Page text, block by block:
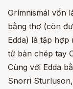
Grímnismál vốn
bằng thơ (còn
Edda) là tập
từ bản chép tay
Cùng với Edda
Snorri